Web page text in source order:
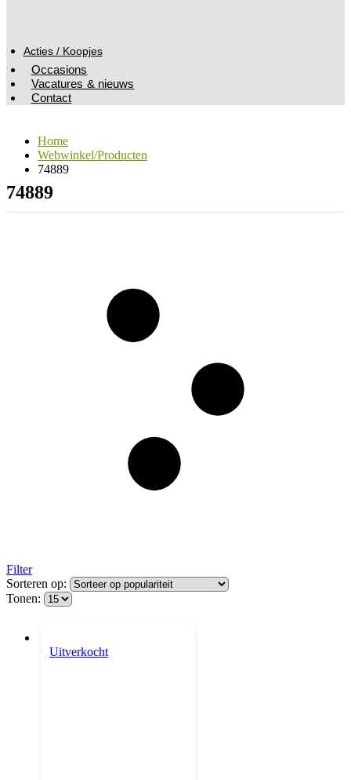
Acties / Koopjes
Occasions
Vacatures & nieuws
Contact
Home
Webwinkel/Producten
74889
74889
Filter
Sorteren op:
Tonen:
Uitverkocht